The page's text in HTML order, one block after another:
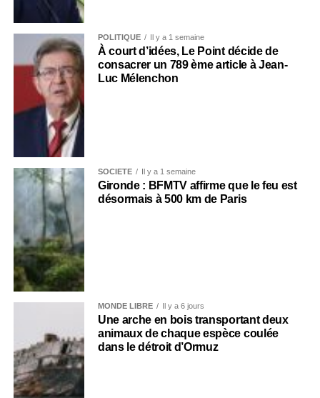
POLITIQUE Il y a 1 semaine
À court d’idées, Le Point décide de
consacrer un 789 ème article à Jean-
Luc Mélenchon
SOCIÉTÉ Il y a 1 semaine
Gironde : BFMTV affirme que le feu est
désormais à 500 km de Paris
MONDE LIBRE Il y a 6 jours
Une arche en bois transportant deux
animaux de chaque espèce coulée
dans le détroit d’Ormuz